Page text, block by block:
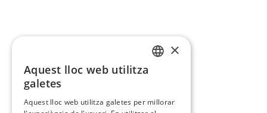
×
Aquest lloc web utilitza
galetes
Aquest lloc web utilitza galetes per millorar